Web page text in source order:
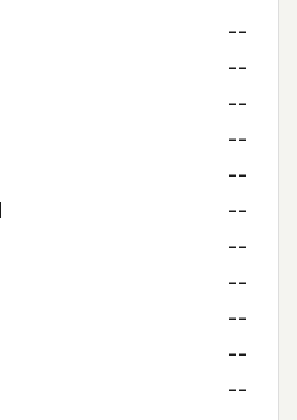
--
--
--
--
--
--
--
--
--
--
--